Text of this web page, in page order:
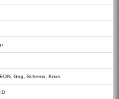
Gog, Schemo, Krios